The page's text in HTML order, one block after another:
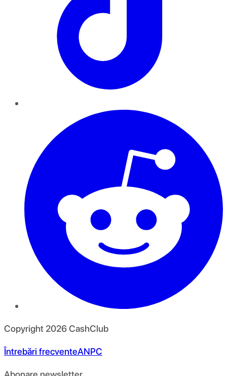
Copyright 2026CashClub
Întrebări frecventeANPC